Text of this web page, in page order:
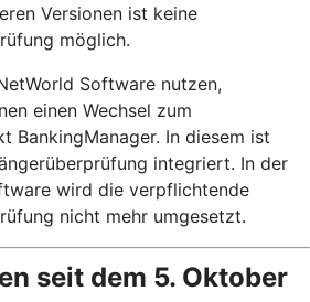
Versionen ist keine
möglich.
Software nutzen,
einen Wechsel zum
BankingManager. In diesem ist
integriert. In der
wird die verpflichtende
nicht mehr umgesetzt.
seit dem 5. Oktober